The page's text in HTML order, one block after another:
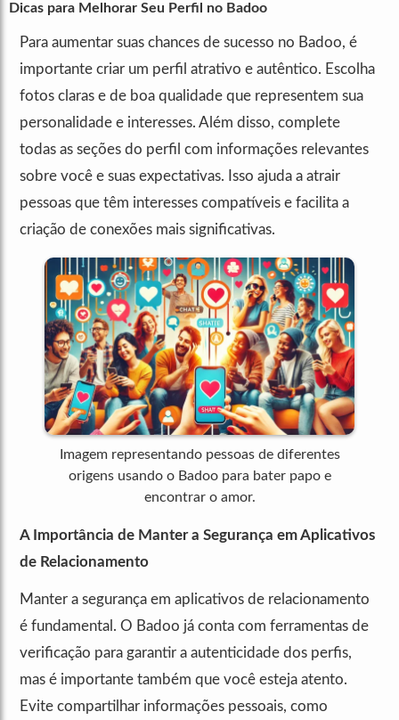
Dicas para Melhorar Seu Perfil no Badoo
Para aumentar suas chances de sucesso no Badoo, é
importante criar um perfil atrativo e autêntico. Escolha
fotos claras e de boa qualidade que representem sua
personalidade e interesses. Além disso, complete
todas as seções do perfil com informações relevantes
sobre você e suas expectativas. Isso ajuda a atrair
pessoas que têm interesses compatíveis e facilita a
criação de conexões mais significativas.
Imagem representando pessoas de diferentes
origens usando o Badoo para bater papo e
encontrar o amor.
A Importância de Manter a Segurança em Aplicativos
de Relacionamento
Manter a segurança em aplicativos de relacionamento
é fundamental. O Badoo já conta com ferramentas de
verificação para garantir a autenticidade dos perfis,
mas é importante também que você esteja atento.
Evite compartilhar informações pessoais, como